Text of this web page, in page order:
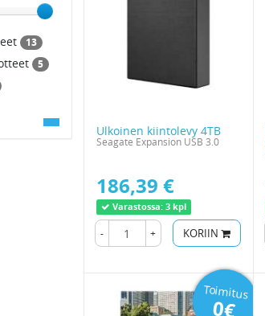
13
5
Ulkoinen kiintolevy 4TB
Seagate Expansion USB 3.0
186,39 €
Varastossa: 3 kpl
- + KORIIN
Toimitus
0€